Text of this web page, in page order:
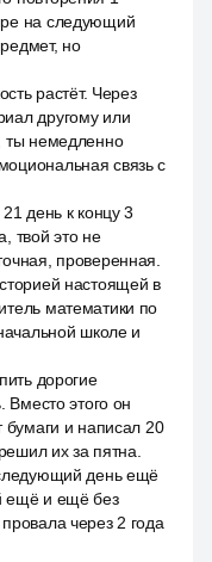
на следующий
но
растёт. Через
другому или
ты немедленно
связь с
день к концу 3
твой это не
проверенная.
настоящей в
математики по
школе и
дорогие
Вместо этого он
бумаги и написал 20
их за пятна.
день ещё
ещё и ещё без
через 2 года